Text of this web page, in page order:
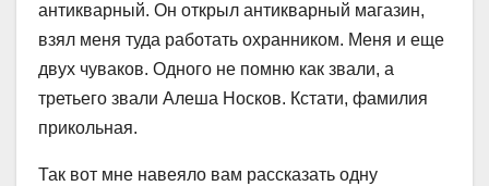
антикварный. Он открыл антикварный магазин,
взял меня туда работать охранником. Меня и еще
двух чуваков. Одного не помню как звали, а
третьего звали Алеша Носков. Кстати, фамилия
прикольная.
Так вот мне навеяло вам рассказать одну